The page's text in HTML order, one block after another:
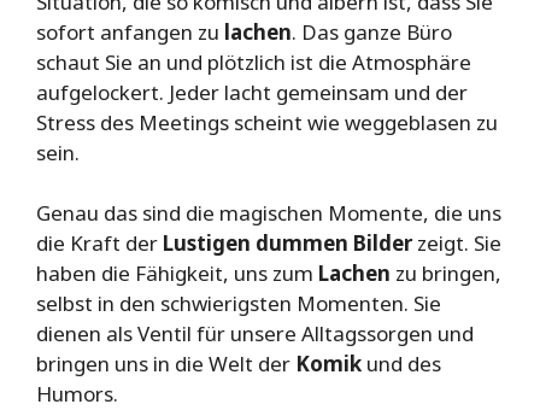
sofort anfangen zu lachen. Das ganze Büro
schaut Sie an und plötzlich ist die Atmosphäre
aufgelockert. Jeder lacht gemeinsam und der
Stress des Meetings scheint wie weggeblasen zu
sein.
Genau das sind die magischen Momente, die uns
die Kraft der Lustigen dummen Bilderzeigt. Sie
haben die Fähigkeit, uns zum Lachen zu bringen,
selbst in den schwierigsten Momenten. Sie
dienen als Ventil für unsere Alltagssorgen und
bringen uns in die Welt der Komik und des
Humors.